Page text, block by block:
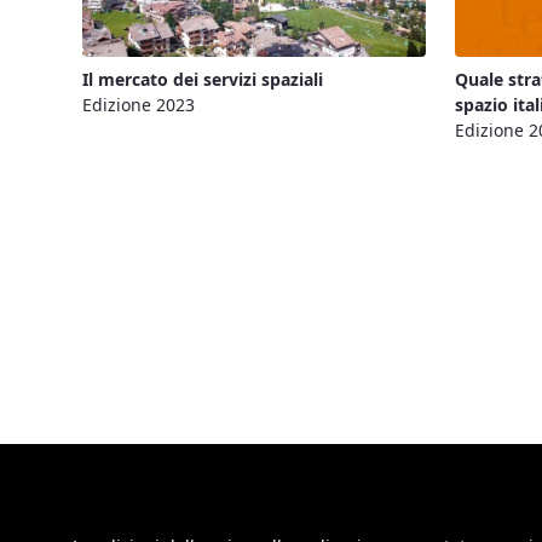
Il mercato dei servizi spaziali
Edizione 2023
Quale
spazio
Edizione